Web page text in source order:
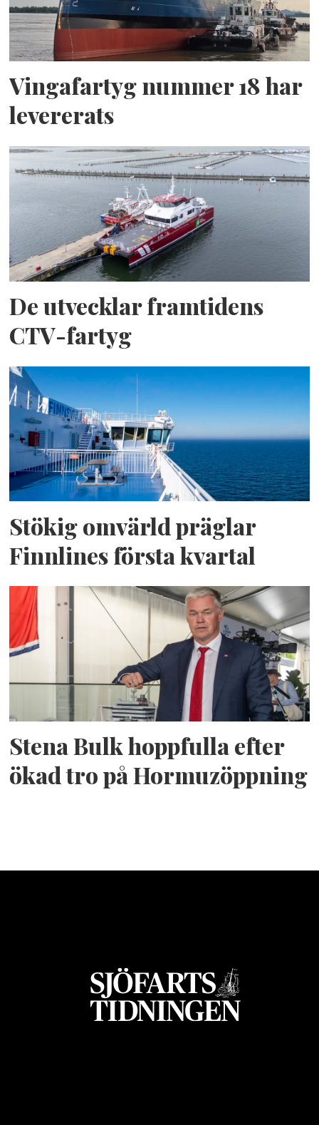
Vingafartyg nummer 18 har
levererats
De utvecklar framtidens
CTV-fartyg
Stökig omvärld präglar
Finnlines första kvartal
Stena Bulk hoppfulla efter
ökad tro på Hormuzöppning